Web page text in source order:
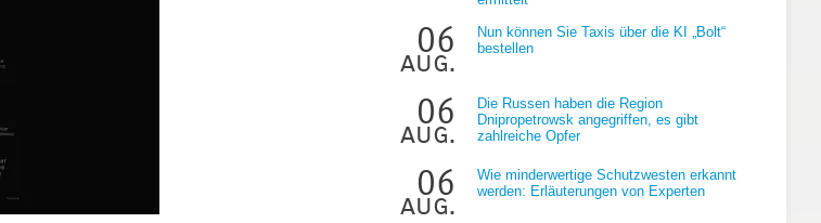
06
aug.
Nun können Sie Taxis über die KI „Bolt“
bestellen
06
aug.
Die Russen haben die Region
Dnipropetrowsk angegriffen, es gibt
zahlreiche Opfer
06
aug.
Wie minderwertige Schutzwesten erkannt
werden: Erläuterungen von Experten